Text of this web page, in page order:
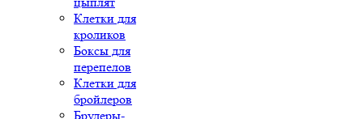
Клетки для
кроликов
Боксы для
перепелов
Клетки для
бройлеров
Брудеры-